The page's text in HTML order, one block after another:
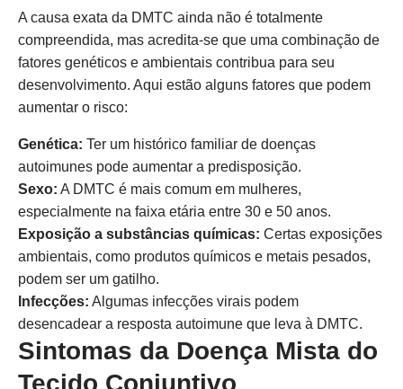
A causa exata da DMTC ainda não é totalmente
compreendida, mas acredita-se que uma combinação de
fatores genéticos e ambientais contribua para seu
desenvolvimento. Aqui estão alguns fatores que podem
aumentar o risco:
Genética: Ter um histórico familiar de doenças
autoimunes pode aumentar a predisposição.
Sexo: A DMTC é mais comum em mulheres,
especialmente na faixa etária entre 30 e 50 anos.
Exposição a substâncias químicas: Certas exposições
ambientais, como produtos químicos e metais pesados,
podem ser um gatilho.
Infecções: Algumas infecções virais podem
desencadear a resposta autoimune que leva à DMTC.
Sintomas da Doença Mista do
Tecido Conjuntivo